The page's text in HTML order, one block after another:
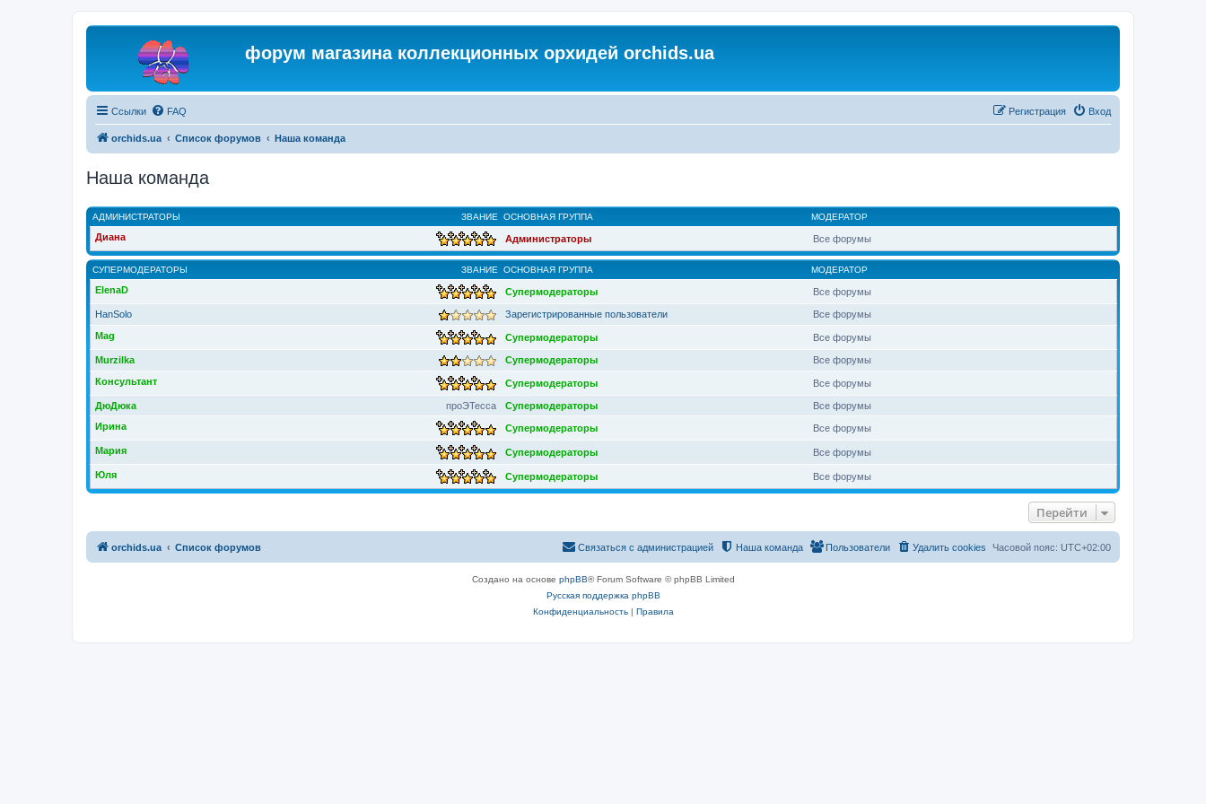
форум магазина коллекционных орхидей orchids.ua
Ссылки FAQ Вход
Регистрация
orchids.ua Список форумов Наша команда
Наша команда
ЗВАНИЕ
АДМИНИСТРАТОРЫ ОСНОВНАЯ ГРУППА МОДЕРАТОР
Диана Администраторы Все форумы
ЗВАНИЕ
СУПЕРМОДЕРАТОРЫ ОСНОВНАЯ ГРУППА МОДЕРАТОР
ElenaD Супермодераторы Все форумы
HanSolo Зарегистрированные пользователи
Все форумы
Mag
Супермодераторы Все форумы
Murzilka Супермодераторы
Все форумы
Консультант
Супермодераторы Все форумы
проЭТесса
ДюДюка Супермодераторы
Все форумы
Ирина
Супермодераторы Все форумы
Мария Супермодераторы Все форумы
Юля Супермодераторы Все форумы
Перейти
orchids.ua Список форумов Часовой пояс: UTC+02:00
Удалить cookies
Пользователи
Наша команда
Связаться с администрацией
Создано на основе phpBB® Forum Software © phpBB Limited
Русская поддержка phpBB
Конфиденциальность| Правила